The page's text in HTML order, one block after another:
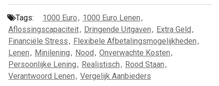
Tags: 1000 Euro, 1000 Euro Lenen,
Aflossingscapaciteit, Dringende Uitgaven, Extra Geld,
Financiële Stress, Flexibele Afbetalingsmogelijkheden,
Lenen, Minilening, Nood, Onverwachte Kosten,
Persoonlijke Lening, Realistisch, Rood Staan,
Verantwoord Lenen, Vergelijk Aanbieders